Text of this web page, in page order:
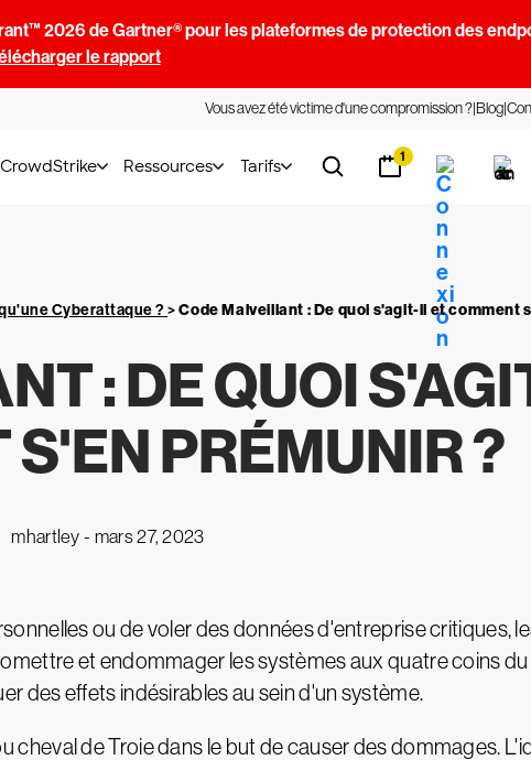
2026 de Gartner® pour les plateformes de protection des
le rapport
Vous avez été victime d'une compromission ?Blog
Ressources Tarifs 1
Cyberattaque ?>Code Malveillant : De quoi s'agit-il et comment
: DE QUOI
PRÉMUNIR ?
mhartley - mars 27, 2023
ou de voler des données d'entreprise critiques,
et endommager les systèmes aux quatre coins
des effets indésirables au sein d'un système.
de Troie dans le but de causer des dommages.